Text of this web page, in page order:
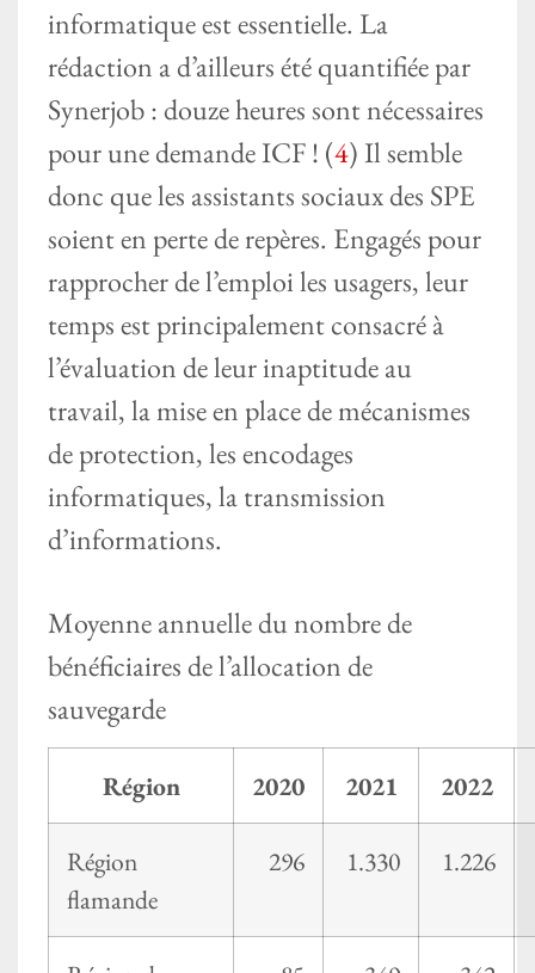
informatique est essentielle. La
rédaction a d’ailleurs été quantifiée par
Synerjob : douze heures sont nécessaires
pour une demande ICF ! (4) Il semble
donc que les assistants sociaux des SPE
soient en perte de repères. Engagés pour
rapprocher de l’emploi les usagers, leur
temps est principalement consacré à
l’évaluation de leur inaptitude au
travail, la mise en place de mécanismes
de protection, les encodages
informatiques, la transmission
d’informations.
Moyenne annuelle du nombre de
bénéficiaires de l’allocation de
sauvegarde
Région 2020 2021 2022
Région
flamande
296 1.330 1.226